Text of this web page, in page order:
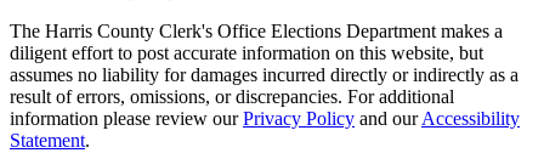
The Harris County Clerk's Office Elections Department makes a
diligent effort to post accurate information on this website, but
assumes no liability for damages incurred directly or indirectly as a
result of errors, omissions, or discrepancies. For additional
information please review ourPrivacy Policy and ourAccessibility
Statement.